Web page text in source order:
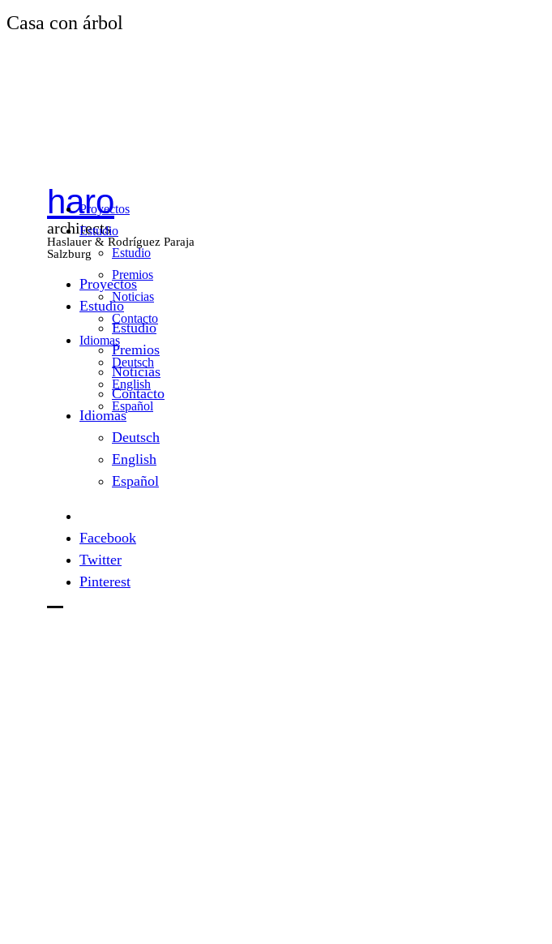
Casa con árbol
haro
architects
Haslauer & Rodríguez Paraja
Salzburg
Proyectos
Estudio
Estudio
Premios
Noticias
Contacto
Idiomas
Deutsch
English
Español
Facebook
Twitter
Pinterest
Proyectos
Estudio
Estudio
Premios
Noticias
Contacto
Idiomas
Deutsch
English
Español